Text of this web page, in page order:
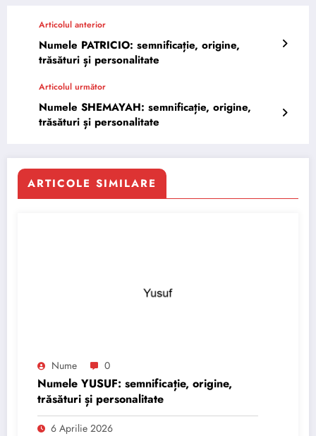
Articolul anterior
Numele PATRICIO: semnificație, origine,
trăsături și personalitate
Articolul următor
Numele SHEMAYAH: semnificație, origine,
trăsături și personalitate
ARTICOLE SIMILARE
Nume 0
Numele YUSUF: semnificație, origine,
trăsături și personalitate
6 Aprilie 2026